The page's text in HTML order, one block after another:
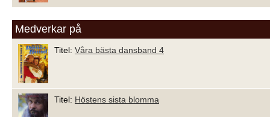
Medverkar på
Titel: Våra bästa dansband 4
Titel: Höstens sista blomma